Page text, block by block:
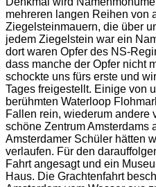
mehreren langen Reihen von
Ziegelsteinmauern, die über
jedem Ziegelstein war ein
dort waren Opfer des NS-
dass manche der Opfer nicht
schockte uns fürs erste und
Tages freigestellt. Einige von
berühmten Waterloop
Fallen rein, wiederum andere
schöne Zentrum Amsterdams
Amsterdamer Schüler hätten
verlaufen. Für den
Fahrt angesagt und ein
Haus. Die Grachtenfahrt